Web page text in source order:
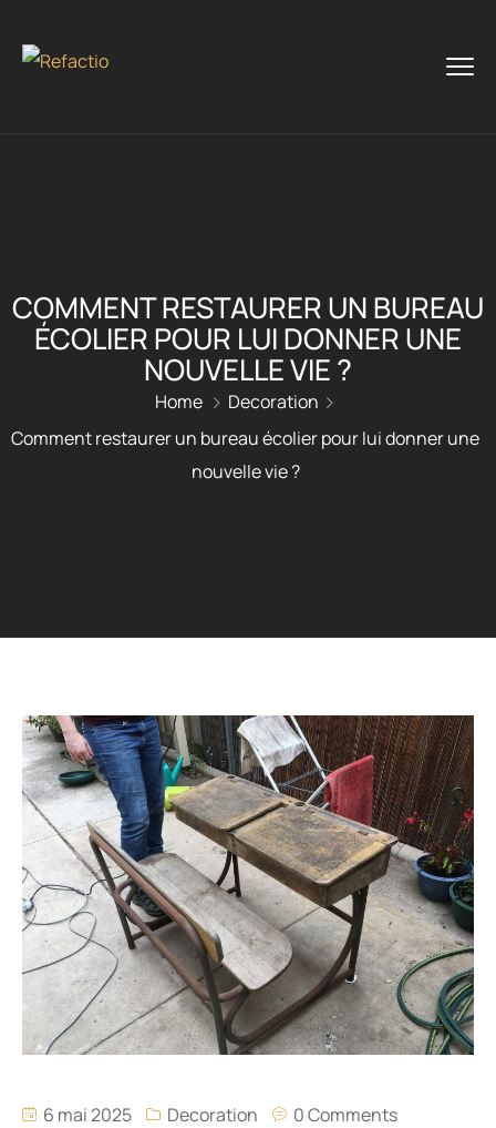
COMMENT RESTAURER UN BUREAU
ÉCOLIER POUR LUI DONNER UNE
NOUVELLE VIE ?
Home
Decoration
Comment restaurer un bureau écolier pour lui donner une
nouvelle vie ?
6 mai 2025 Decoration 0 Comments